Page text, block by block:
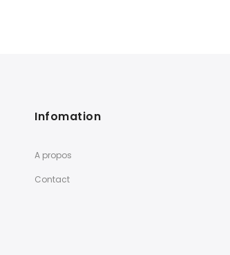
Infomation
A propos
Contact